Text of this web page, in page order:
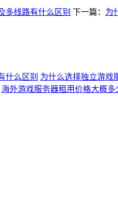
多线路有什么区别 下一篇： 为
什么区别 为什么选择独立游戏
海外游戏服务器租用价格大概多